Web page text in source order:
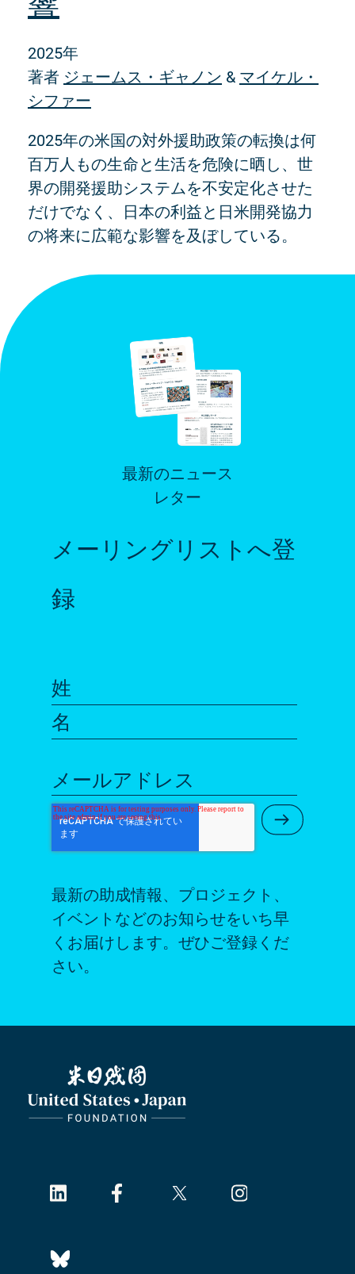
2025年
著者 ジェームス・ギャノン & マイケル・
シファー
2025年の米国の対外援助政策の転換は何
百万人もの生命と生活を危険に晒し、世
界の開発援助システムを不安定化させた
だけでなく、日本の利益と日米開発協力
の将来に広範な影響を及ぼしている。
メーリングリストへ登
録
姓
名
メールアドレス
Submit
最新の助成情報、プロジェクト、
イベントなどのお知らせをいち早
くお届けします。ぜひご登録くだ
さい。
最新のニュース
レター